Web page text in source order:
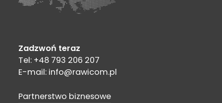
Zadzwoń teraz
Tel: +48 793 206 207
E-mail: info@rawicom.pl
Partnerstwo biznesowe